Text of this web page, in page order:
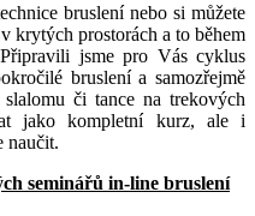
bruslení nebo si můžete
krytých prostorách a to během
jsme pro Vás cyklus
bruslení a samozřejmě
či tance na trekových
jako kompletní kurz, ale i
naučit.
seminářů in-line bruslení